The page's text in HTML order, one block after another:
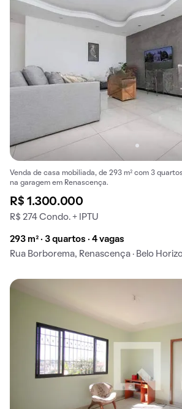
Venda de casa mobiliada, de 293 m² com 3
na garagem em Renascença.
R$ 1.300.000
R$ 274 Condo. + IPTU
293 m² · 3 quartos · 4 vagas
Rua Borborema, Renascença · Belo